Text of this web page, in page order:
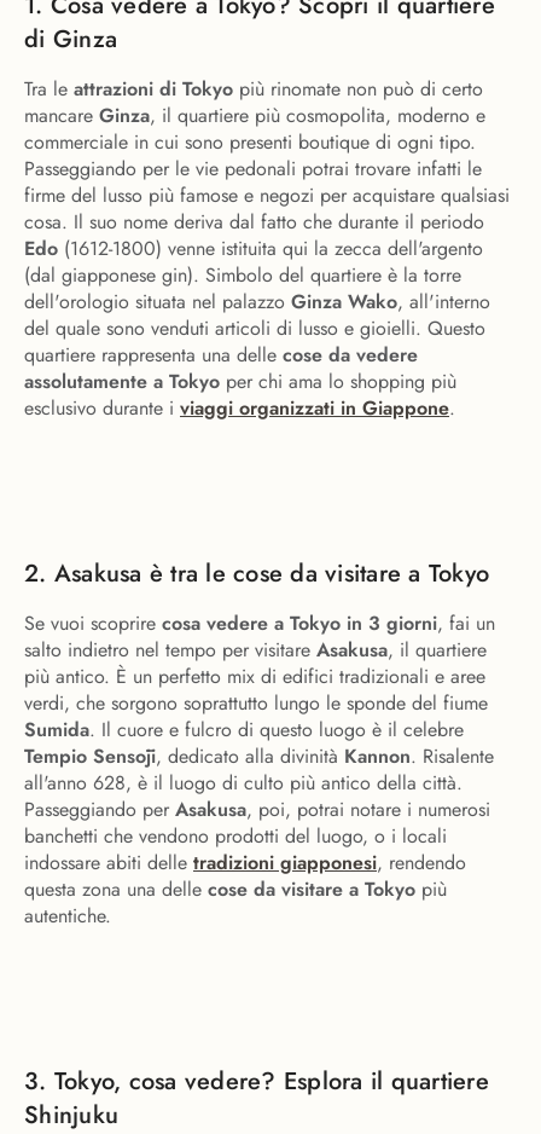
di Ginza
Tra le attrazioni di Tokyo più rinomate non può di certo
mancare Ginza, il quartiere più cosmopolita, moderno e
commerciale in cui sono presenti boutique di ogni tipo.
Passeggiando per le vie pedonali potrai trovare infatti le
firme del lusso più famose e negozi per acquistare qualsiasi
cosa. Il suo nome deriva dal fatto che durante il periodo
Edo (1612-1800) venne istituita qui la zecca dell'argento
(dal giapponese gin). Simbolo del quartiere è la torre
dell'orologio situata nel palazzo Ginza Wako, all'interno
del quale sono venduti articoli di lusso e gioielli. Questo
quartiere rappresenta una delle cose da vedere
assolutamente a Tokyo per chi ama lo shopping più
esclusivo durante i viaggi organizzati in Giappone.
2. Asakusa è tra le cose da visitare a Tokyo
Se vuoi scoprire cosa vedere a Tokyo in 3 giorni, fai un
salto indietro nel tempo per visitare Asakusa, il quartiere
più antico. È un perfetto mix di edifici tradizionali e aree
verdi, che sorgono soprattutto lungo le sponde del fiume
Sumida. Il cuore e fulcro di questo luogo è il celebre
Tempio Sensōji, dedicato alla divinità Kannon. Risalente
all'anno 628, è il luogo di culto più antico della città.
Passeggiando per Asakusa, poi, potrai notare i numerosi
banchetti che vendono prodotti del luogo, o i locali
indossare abiti delle tradizioni giapponesi, rendendo
questa zona una delle cose da visitare a Tokyo più
autentiche.
3. Tokyo, cosa vedere? Esplora il quartiere
Shinjuku